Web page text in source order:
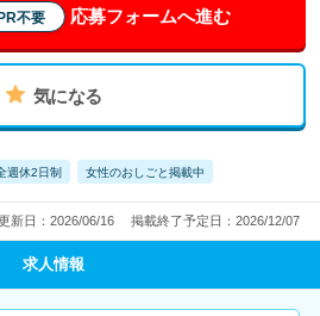
不要 応募フォームへ進む
気になる
週休2日制 女性のおしごと掲載中
新日：2026/06/16 掲載終了予定日：2026/12/07
求人情報